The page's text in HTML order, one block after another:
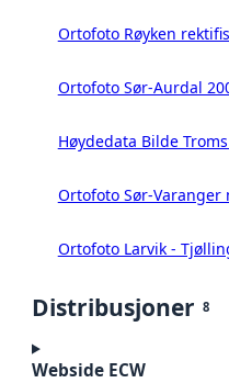
Ortofoto Røyken
Ortofoto Sør-Aurdal
Høydedata Bilde
Ortofoto Sør-
Ortofoto Larvik -
Distribusjoner 8
Webside ECW